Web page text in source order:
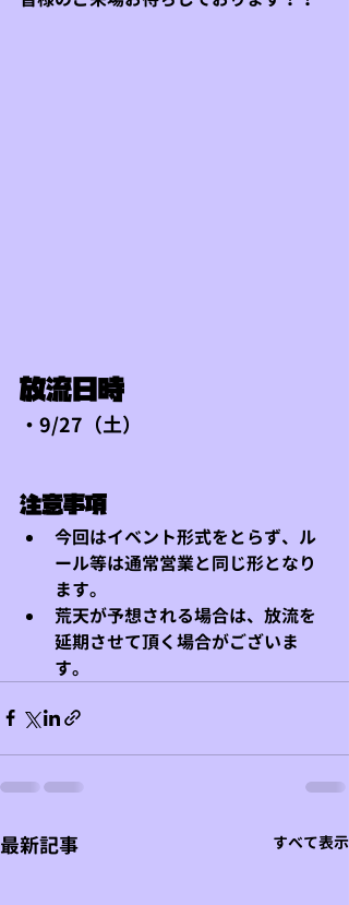
放流日時
・9/27（土）
注意事項
今回はイベント形式をとらず、ル
ール等は通常営業と同じ形となり
ます。
荒天が予想される場合は、放流を
延期させて頂く場合がございま
す。
最新記事 すべて表示